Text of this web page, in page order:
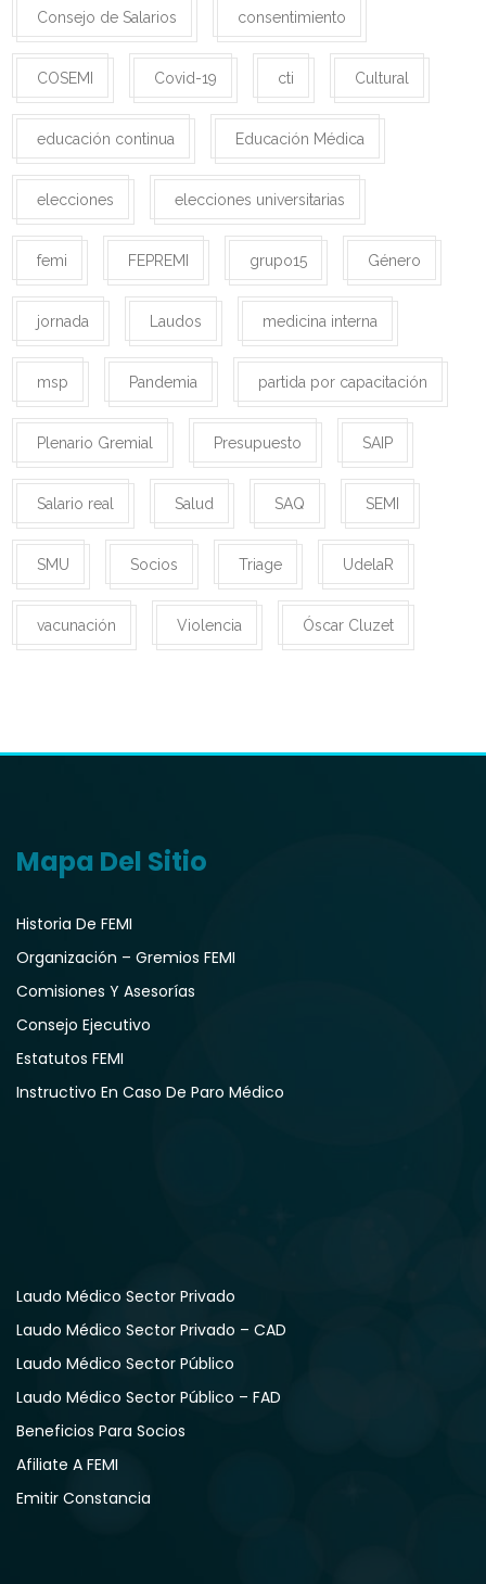
Consejo de Salarios consentimiento
COSEMI Covid-19 cti Cultural
educación continua Educación Médica
elecciones elecciones universitarias
femi FEPREMI grupo15 Género
jornada Laudos medicina interna
msp Pandemia partida por capacitación
Plenario Gremial Presupuesto SAIP
Salario real Salud SAQ SEMI
SMU Socios Triage UdelaR
vacunación Violencia Óscar Cluzet
Mapa Del Sitio
Historia De FEMI
Organización – Gremios FEMI
Comisiones Y Asesorías
Consejo Ejecutivo
Estatutos FEMI
Instructivo En Caso De Paro Médico
Laudo Médico Sector Privado
Laudo Médico Sector Privado – CAD
Laudo Médico Sector Público
Laudo Médico Sector Público – FAD
Beneficios Para Socios
Afiliate A FEMI
Emitir Constancia